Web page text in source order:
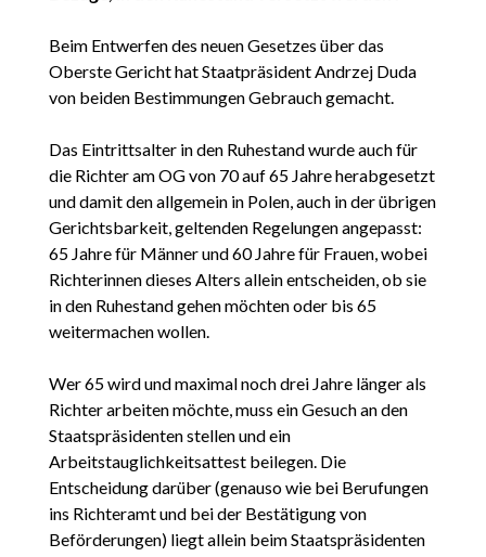
Beim Entwerfen des neuen Gesetzes über das
Oberste Gericht hat Staatpräsident Andrzej Duda
von beiden Bestimmungen Gebrauch gemacht.
Das Eintrittsalter in den Ruhestand wurde auch für
die Richter am OG von 70 auf 65 Jahre herabgesetzt
und damit den allgemein in Polen, auch in der übrigen
Gerichtsbarkeit, geltenden Regelungen angepasst:
65 Jahre für Männer und 60 Jahre für Frauen, wobei
Richterinnen dieses Alters allein entscheiden, ob sie
in den Ruhestand gehen möchten oder bis 65
weitermachen wollen.
Wer 65 wird und maximal noch drei Jahre länger als
Richter arbeiten möchte, muss ein Gesuch an den
Staatspräsidenten stellen und ein
Arbeitstauglichkeitsattest beilegen. Die
Entscheidung darüber (genauso wie bei Berufungen
ins Richteramt und bei der Bestätigung von
Beförderungen) liegt allein beim Staatspräsidenten